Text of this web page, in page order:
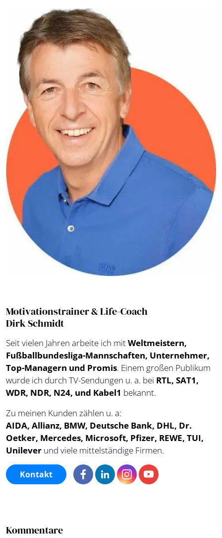
Motivationstrainer & Life-Coach
Dirk Schmidt
Seit vielen Jahren arbeite ich mitWeltmeistern,
Fußballbundesliga-Mannschaften, Unternehmer,
Top-Managern und Promis. Einem großen Publikum
wurde ich durch TV-Sendungen u. a. bei RTL, SAT1,
WDR, NDR, N24, und Kabel1 bekannt.
Zu meinen Kunden zählen u. a:
AIDA, Allianz, BMW, Deutsche Bank, DHL, Dr.
Oetker, Mercedes, Microsoft, Pfizer, REWE, TUI,
Unilever und viele mittelständige Firmen.
Kontakt
Kommentare